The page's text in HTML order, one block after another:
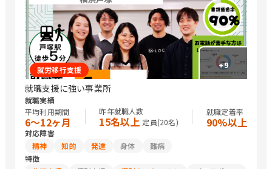
ーション/CADオペレーター/その他技術/介護職員・ヘルパー/保
育士/美容師/ネイリスト/パティシエ/調理師/研究員/医療関連職/
その他専門職/清掃/警備/運搬従事者/トラック運転手/タクシー運
転手/農作業/マーケティング・広告関連/コンサルタント・企画関
連/その他
+9
就労移行支援
就職支援に強い事業所
就職実績
平均利用期間
6〜12ヶ月
昨年就職人数
15名以上 定員(20名)
就職定着率
90%以上
対応障害
精神
知的 発達 身体
難病
特徴